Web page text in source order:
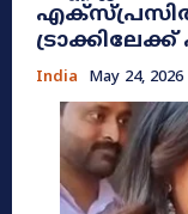
India May 24, 2026